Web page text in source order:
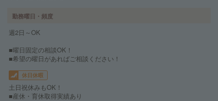
勤務曜日・頻度
週2日～OK
■曜日固定の相談OK！
■希望の曜日があればご相談ください！
休日休暇
土日祝休みもOK！
■産休・育休取得実績あり